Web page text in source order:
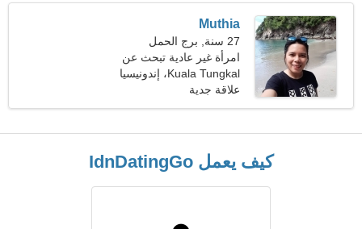
Muthia
27 سنة, برج الحمل
امرأة غير عادية تبحث عن
شخص مثلك
Kuala Tungkal، إندونيسيا
علاقة جدية
كيف يعمل IdnDatingGo